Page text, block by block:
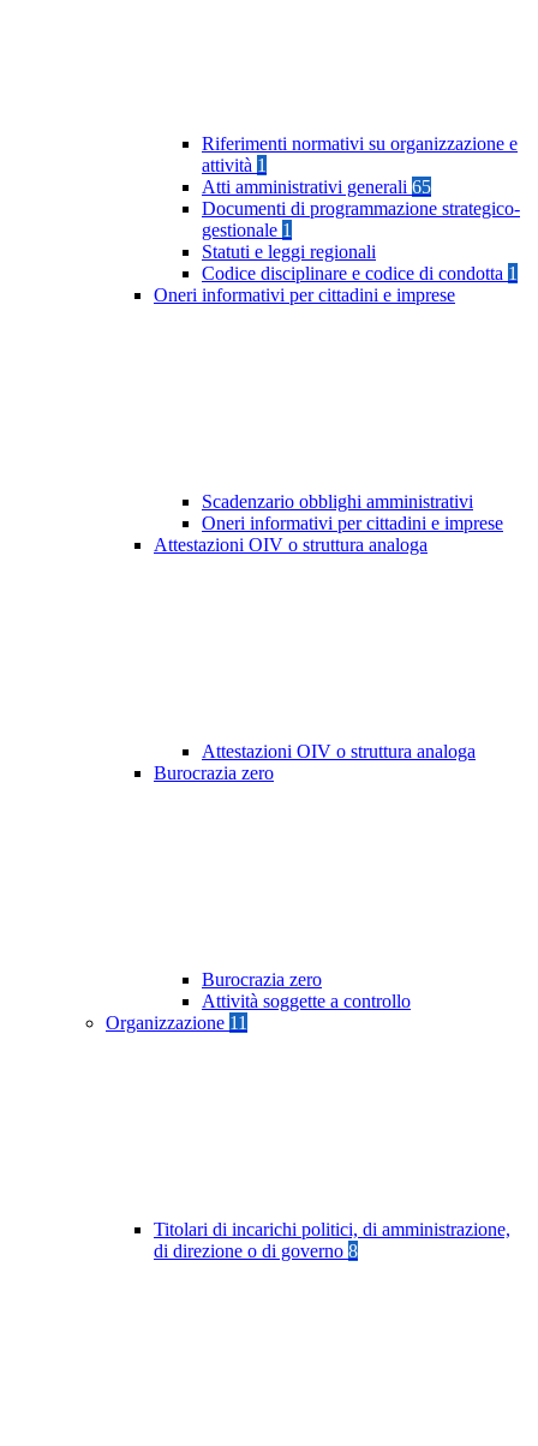
Riferimenti normativi su organizzazione e
attività 1
Atti amministrativi generali 65
Documenti di programmazione strategico-
gestionale 1
Statuti e leggi regionali
Codice disciplinare e codice di condotta 1
Oneri informativi per cittadini e imprese
Scadenzario obblighi amministrativi
Oneri informativi per cittadini e imprese
Attestazioni OIV o struttura analoga
Attestazioni OIV o struttura analoga
Burocrazia zero
Burocrazia zero
Attività soggette a controllo
Organizzazione 11
Titolari di incarichi politici, di amministrazione,
di direzione o di governo 8